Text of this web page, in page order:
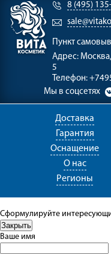
8 (495)
Пункт
Адрес:
5
Телефон:
Мы в соцсетях
Доставка
Гарантия
Оснащение
О нас
Регионы
Сформулируйте
Ваше имя